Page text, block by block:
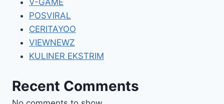
POSVIRAL
CERITAYOO
VIEWNEWZ
KULINER EKSTRIM
Recent Comments